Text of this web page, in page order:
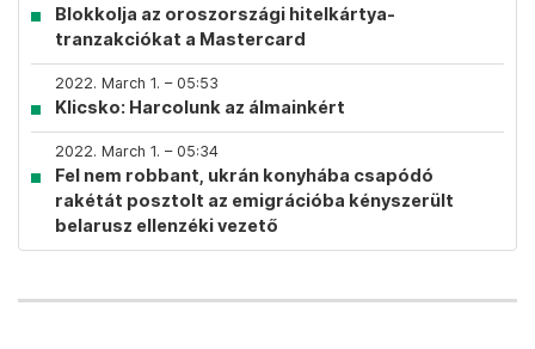
Blokkolja az oroszországi hitelkártya-
tranzakciókat a Mastercard
2022. March 1. – 05:53
Klicsko: Harcolunk az álmainkért
2022. March 1. – 05:34
Fel nem robbant, ukrán konyhába csapódó
rakétát posztolt az emigrációba kényszerült
belarusz ellenzéki vezető